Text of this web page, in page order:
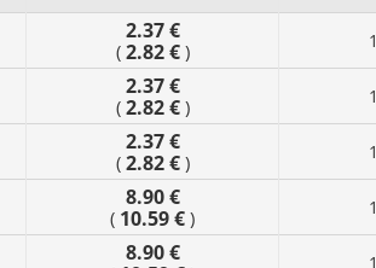
2.37 €
( 2.82 €)
2.37 €
( 2.82 €)
2.37 €
( 2.82 €)
8.90 €
( 10.59 € )
8.90 €